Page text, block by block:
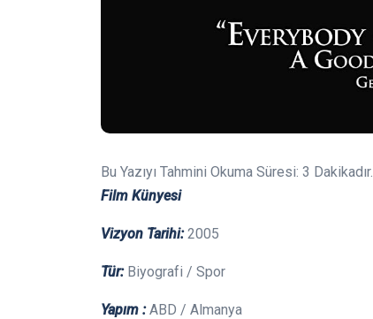
Bu Yazıyı Tahmini Okuma Süresi: 3 Dakikadır.
Film Künyesi
Vizyon Tarihi:2005
Tür: Biyografi / Spor
Yapım :ABD / Almanya